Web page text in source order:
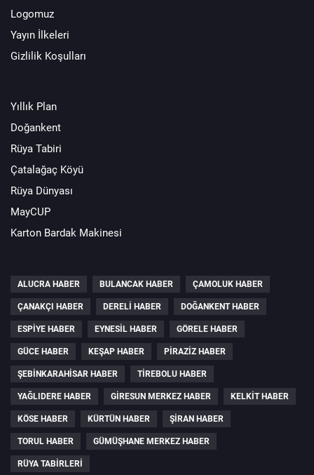
Logomuz
Yayın İlkeleri
Gizlilik Koşulları
Yıllık Plan
Doğankent
Rüya Tabiri
Çatalağaç Köyü
Rüya Dünyası
MayCUP
Karton Bardak Makinesi
ALUCRA HABER BULANCAK HABER ÇAMOLUK HABER
ÇANAKÇI HABER DERELI HABER DOĞANKENT HABER
ESPIYE HABER EYNESIL HABER GÖRELE HABER
GÜCE HABER KEŞAP HABER PIRAZIZ HABER
ŞEBINKARAHISAR HABER TIREBOLU HABER
YAĞLIDERE HABER GIRESUN MERKEZ HABER KELKIT HABER
KÖSE HABER KÜRTÜN HABER ŞIRAN HABER
TORUL HABER GÜMÜŞHANE MERKEZ HABER
RÜYA TABIRLERI